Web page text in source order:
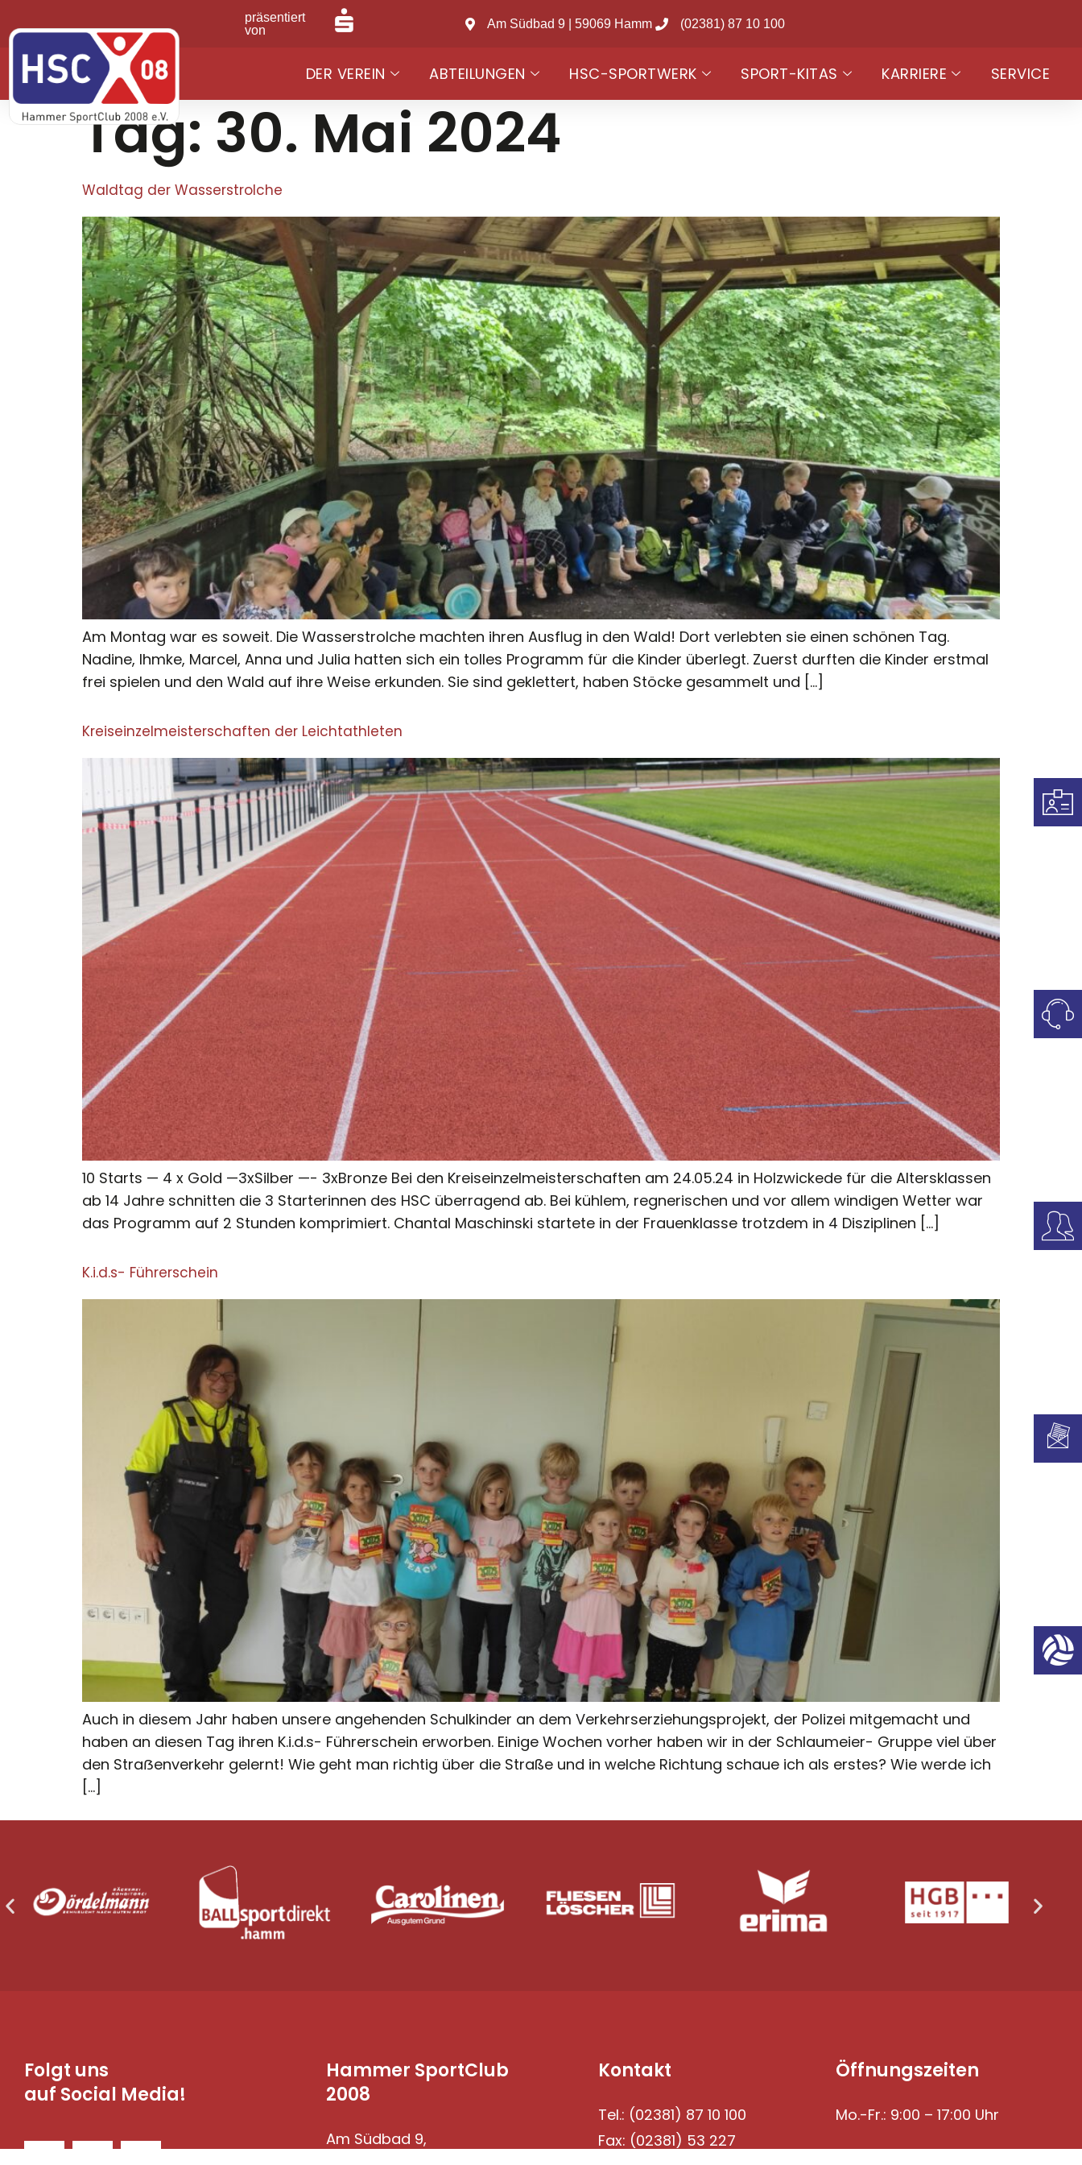
präsentiert
von
Am Südbad 9 | 59069 Hamm (02381) 87 10 100
DER VEREIN ABTEILUNGEN HSC-SPORTWERK SPORT-KITAS KARRIERE SERVICE
Tag: 30. Mai 2024
Waldtag der Wasserstrolche
Am Montag war es soweit. Die Wasserstrolche machten ihren Ausflug in den Wald! Dort verlebten sie einen schönen Tag.
Nadine, Ihmke, Marcel, Anna und Julia hatten sich ein tolles Programm für die Kinder überlegt. Zuerst durften die Kinder erstmal
frei spielen und den Wald auf ihre Weise erkunden. Sie sind geklettert, haben Stöcke gesammelt und […]
Kreiseinzelmeisterschaften der Leichtathleten
10 Starts — 4 x Gold —3xSilber —- 3xBronze Bei den Kreiseinzelmeisterschaften am 24.05.24 in Holzwickede für die Altersklassen
ab 14 Jahre schnitten die 3 Starterinnen des HSC überragend ab. Bei kühlem, regnerischen und vor allem windigen Wetter war
das Programm auf 2 Stunden komprimiert. Chantal Maschinski startete in der Frauenklasse trotzdem in 4 Disziplinen […]
K.i.d.s- Führerschein
Auch in diesem Jahr haben unsere angehenden Schulkinder an dem Verkehrserziehungsprojekt, der Polizei mitgemacht und
haben an diesen Tag ihren K.i.d.s- Führerschein erworben. Einige Wochen vorher haben wir in der Schlaumeier- Gruppe viel über
den Straẞenverkehr gelernt! Wie geht man richtig über die Straße und in welche Richtung schaue ich als erstes? Wie werde ich
[…]
Folgt uns
auf Social Media!
Hammer SportClub
2008
Am Südbad 9,
Kontakt
Tel.: (02381) 87 10 100
Fax: (02381) 53 227
Öffnungszeiten
Mo.-Fr.: 9:00 – 17:00 Uhr